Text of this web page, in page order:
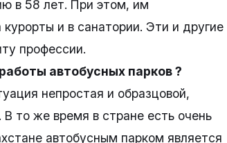
в 58 лет. При этом, им
и в санатории. Эти и другие
профессии.
автобусных парков ?
непростая и образцовой,
то же время в стране есть очень
автобусным парком является